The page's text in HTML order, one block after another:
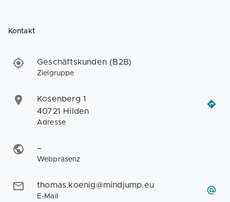
Kontakt
Geschäftskunden (B2B)
Zielgruppe
Kosenberg 1
40721 Hilden
Adresse
–
Webpräsenz
thomas.koenig@mindjump.eu
E-Mail